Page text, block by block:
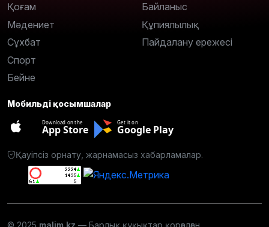
Қоғам
Мәдениет
Сұхбат
Спорт
Бейне
Байланыс
Құпиялылық
Пайдалану ережесі
Мобильді қосымшалар
Download on the
App Store
Get it on
Google Play
Қауіпсіз орнату, жарнамасыз хабарламалар.
© 2025 malim.kz — Барлық құқықтар қорғалған.